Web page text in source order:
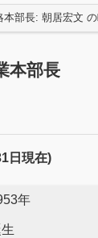
本部長: 朝居宏文
本部長
日現在)
年